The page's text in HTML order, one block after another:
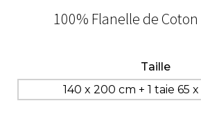
100% Flanelle de
Taille
140 x 200 cm + 1 taie 65